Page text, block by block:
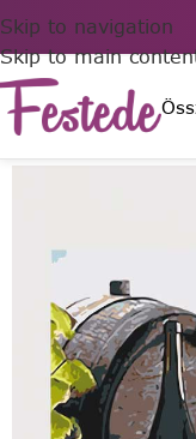
Skip to navigation
Skip to main